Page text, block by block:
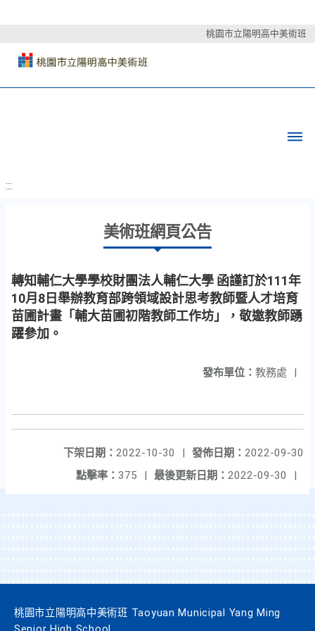
桃園市立陽明高中美術班
:::
美術班網頁公告
轉知輔仁大學學校財團法人輔仁大學 函謹訂於111年
10月8日舉辦教育部跨領域設計思考教師暨人才培育
苗圃計畫「輔大苗圃初階教師工作坊」，敬邀教師踴
躍參加。
發布單位： 教務處 |
發佈日期： 2022-09-30
下架日期： 2022-10-30
|
最後更新日期： 2022-09-30 |
點擊率： 375 |
桃園市立陽明高中美術班 Taoyuan Municipal Yang Ming